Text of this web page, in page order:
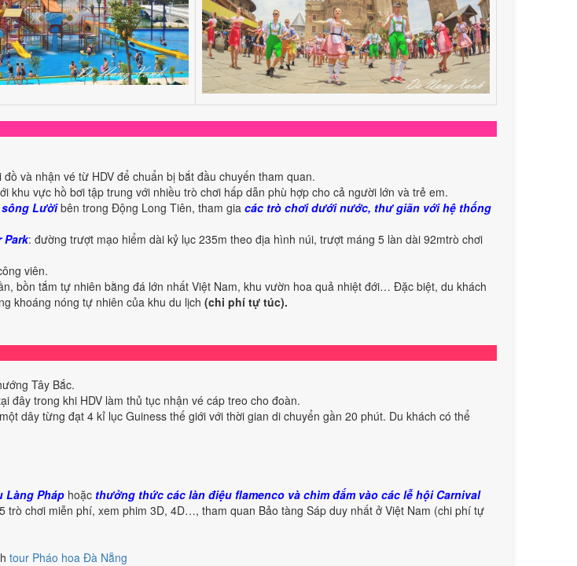
và nhận vé từ HDV để chuẩn bị bắt đầu chuyến tham quan.
vực hồ bơi tập trung với nhiều trò chơi hấp dẫn phù hợp cho cả người lớn và trẻ em.
Lườibên trong Động Long Tiên, tham gia các trò chơi dưới nước, thư giãn với hệ thống
Park: đường trượt mạo hiểm dài kỷ lục 235m theo địa hình núi, trượt máng 5 làn dài 92mtrò chơi
viên.
bồn tắm tự nhiên bằng đá lớn nhất Việt Nam, khu vườn hoa quả nhiệt đới… Đặc biệt, du khách
khoáng nóng tự nhiên của khu du lịch (chi phí tự túc).
Tây Bắc.
đây trong khi HDV làm thủ tục nhận vé cáp treo cho đoàn.
dây từng đạt 4 kỉ lục Guiness thế giới với thời gian di chuyển gần 20 phút. Du khách có thể
Làng Pháp hoặc thưởng thức các làn điệu flamenco và chìm đắm vào các lễ hội Carnival
trò chơi miễn phí, xem phim 3D, 4D…, tham quan Bảo tàng Sáp duy nhất ở Việt Nam (chi phí tự
tour Pháo hoa Đà Nẵng